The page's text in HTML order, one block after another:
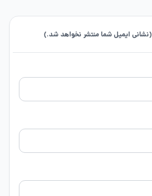
(نشانی ایمیل شما منتشر نخواهد شد.)